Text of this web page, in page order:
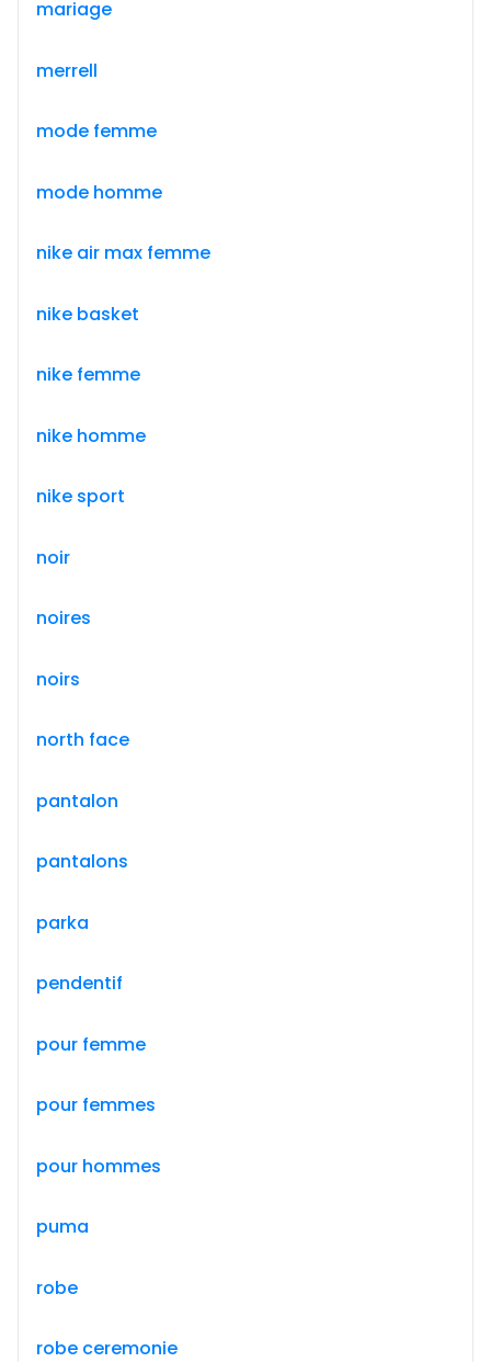
mariage
merrell
mode femme
mode homme
nike air max femme
nike basket
nike femme
nike homme
nike sport
noir
noires
noirs
north face
pantalon
pantalons
parka
pendentif
pour femme
pour femmes
pour hommes
puma
robe
robe ceremonie